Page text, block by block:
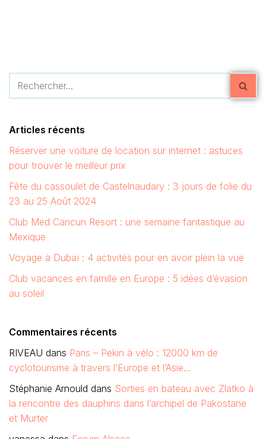
Articles récents
Réserver une voiture de location sur internet : astuces
pour trouver le meilleur prix
Fête du cassoulet de Castelnaudary : 3 jours de folie du
23 au 25 Août 2024
Club Med Cancun Resort : une semaine fantastique au
Mexique
Voyage à Dubaï : 4 activités pour en avoir plein la vue
Club vacances en famille en Europe : 5 idées d’évasion
au soleil
Commentaires récents
RIVEAU dans Paris – Pekin à vélo : 12000 km de
cyclotourisme à travers l’Europe et l’Asie…
Stéphanie Arnould dans Sorties en bateau avec Zlatko à
la rencontre des dauphins dans l’archipel de Pakostane
et Murter